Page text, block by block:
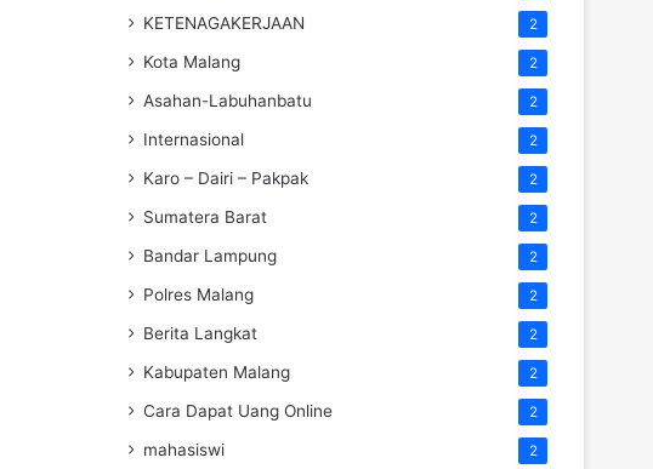
KETENAGAKERJAAN 2
Kota Malang 2
Asahan-Labuhanbatu 2
Internasional 2
Karo – Dairi – Pakpak 2
Sumatera Barat 2
Bandar Lampung 2
Polres Malang 2
Berita Langkat 2
Kabupaten Malang 2
Cara Dapat Uang Online 2
mahasiswi 2